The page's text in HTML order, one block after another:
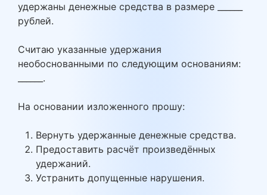
удержаны денежные средства в размере ______
рублей.
Считаю указанные удержания
необоснованными по следующим основаниям:
______.
На основании изложенного прошу:
Вернуть удержанные денежные средства.
Предоставить расчёт произведённых
удержаний.
Устранить допущенные нарушения.